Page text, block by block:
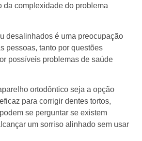
da complexidade do problema
desalinhados é uma preocupação
pessoas, tanto por questões
possíveis problemas de saúde
ortodôntico seja a opção
para corrigir dentes tortos,
se perguntar se existem
um sorriso alinhado sem usar